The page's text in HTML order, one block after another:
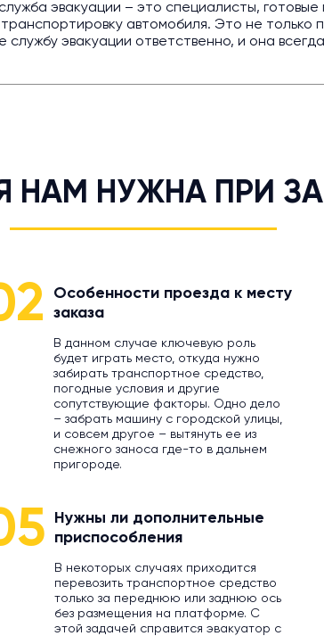
эвакуации – это специалисты,
автомобиля. Это не только
эвакуации ответственно, и она
НУЖНА ПРИ
Особенности проезда к месту
заказа
В данном случае ключевую роль
будет играть место, откуда нужно
забирать транспортное средство,
погодные условия и другие
сопутствующие факторы. Одно дело
– забрать машину с городской улицы,
и совсем другое – вытянуть ее из
снежного заноса где-то в дальнем
пригороде.
Нужны ли дополнительные
приспособления
В некоторых случаях приходится
перевозить транспортное средство
только за переднюю или заднюю ось
без размещения на платформе. С
этой задачей справится эвакуатор с